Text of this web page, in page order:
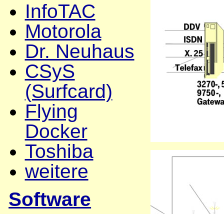
InfoTAC
Motorola
Dr. Neuhaus
CSyS
(Surfcard)
Flying
Docker
Toshiba
weitere
Software